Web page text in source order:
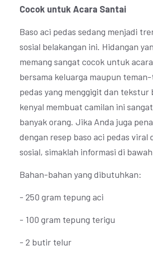
Cocok untuk Acara Santai
Baso aci pedas sedang menjadi
sosial belakangan ini. Hidangan
memang sangat cocok untuk
bersama keluarga maupun
pedas yang menggigit dan tekstur
kenyal membuat camilan ini
banyak orang. Jika Anda juga
dengan resep baso aci pedas viral
sosial, simaklah informasi di
Bahan-bahan yang dibutuhkan:
- 250 gram tepung aci
- 100 gram tepung terigu
- 2 butir telur